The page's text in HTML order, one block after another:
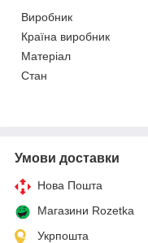
Виробник
Країна виробник
Матеріал
Стан
Умови доставки
Нова Пошта
Магазини Rozetka
Укрпошта